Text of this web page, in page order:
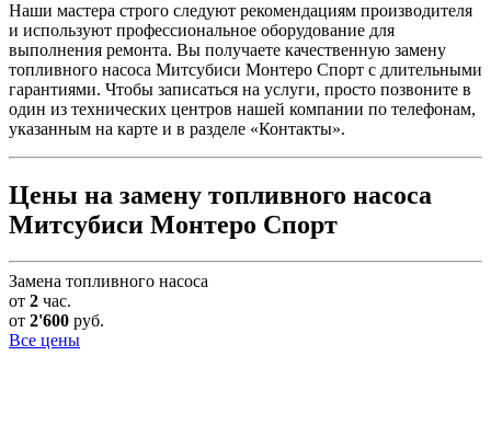
Наши мастера строго следуют рекомендациям производителя
и используют профессиональное оборудование для
выполнения ремонта. Вы получаете качественную замену
топливного насоса Митсубиси Монтеро Спорт с длительными
гарантиями. Чтобы записаться на услуги, просто позвоните в
один из технических центров нашей компании по телефонам,
указанным на карте и в разделе «Контакты».
Цены на замену топливного насоса
Митсубиси Монтеро Спорт
Замена топливного насоса
от 2 час.
от 2'600 руб.
Все цены